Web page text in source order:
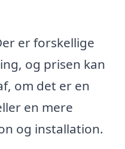
er forskellige
og prisen kan
om det er en
en mere
og installation.